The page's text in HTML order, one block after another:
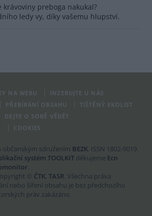
krávoviny preboga nakukal?
ledy vy, díky vašemu hlupství.
NA WEBU
INZERUJTE U NÁS
PŘEBÍRÁNÍ OBSAHU
TIŠTĚNÝ EKOLIST
DEJTE O SOBĚ VĚDĚT
COOKIES
občanským sdružením BEZK. ISSN 1802-9019.
systém TOOLKIT děkujeme Ecn
.
© ČTK, TASR. Všechna práva
nebo šíření obsahu je bez předchozího
práv zakázáno.